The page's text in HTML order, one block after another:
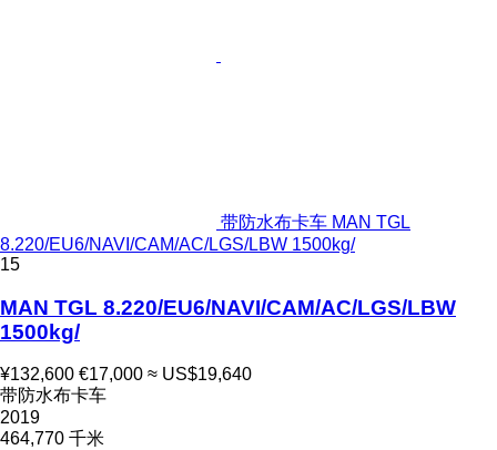
带防水布卡车 MAN TGL
8.220/EU6/NAVI/CAM/AC/LGS/LBW 1500kg/
15
MAN TGL 8.220/EU6/NAVI/CAM/AC/LGS/LBW
1500kg/
¥132,600 €17,000 ≈ US$19,640
带防水布卡车
2019
464,770 千米